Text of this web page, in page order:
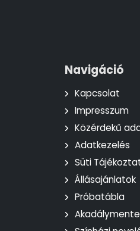
Navigáció
Kapcsolat
Impresszum
Közérdekű
Adatkezelés
Süti
Állásajánlatok
Próbatábla